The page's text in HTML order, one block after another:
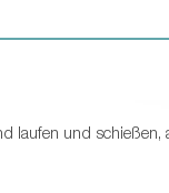
laufen und schießen,